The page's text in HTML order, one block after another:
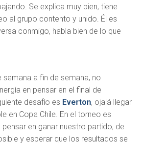
Se explica muy bien, tiene
al grupo contento y unido. Él es
conmigo, habla bien de lo que
semana a fin de semana, no
en pensar en el final de
desafío es Everton, ojalá llegar
en Copa Chile. En el torneo es
en ganar nuestro partido, de
y esperar que los resultados se